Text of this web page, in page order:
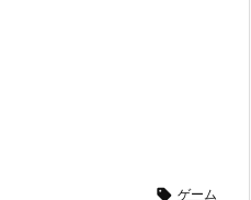
 ゲーム